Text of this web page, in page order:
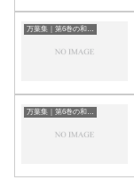
万葉集｜第6巻の和歌一覧